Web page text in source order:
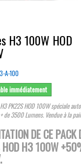
H3 100W HOD
A-100
immédiatement
PK22S HOD 100W spéciale
de 3500 Lumens. Vendue à la
DE CE PACK
HOD H3 100W